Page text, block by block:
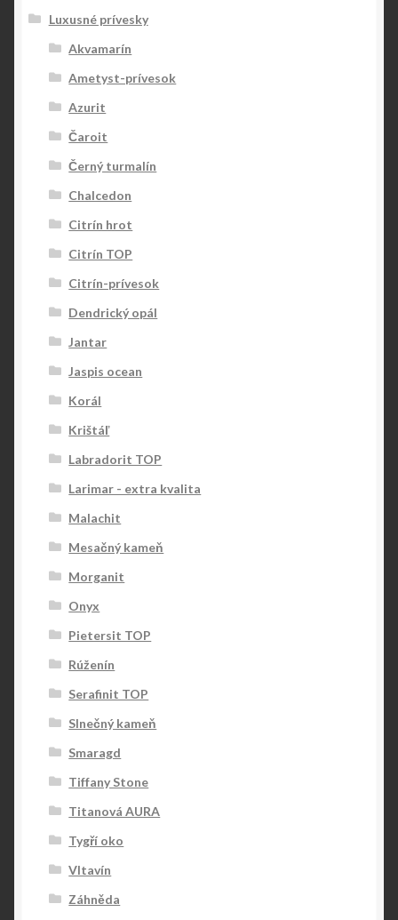
Luxusné prívesky
Akvamarín
Ametyst-prívesok
Azurit
Čaroit
Černý turmalín
Chalcedon
Citrín hrot
Citrín TOP
Citrín-prívesok
Dendrický opál
Jantar
Jaspis ocean
Korál
Krištáľ
Labradorit TOP
Larimar - extra kvalita
Malachit
Mesačný kameň
Morganit
Onyx
Pietersit TOP
Rúženín
Serafinit TOP
Slnečný kameň
Smaragd
Tiffany Stone
Titanová AURA
Tygří oko
Vltavín
Záhněda